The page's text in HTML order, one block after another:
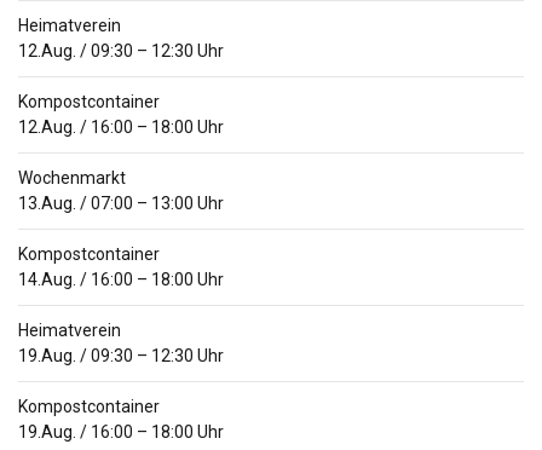
Heimatverein
12.Aug. /09:30 – 12:30 Uhr
Kompostcontainer
12.Aug. / 16:00 – 18:00 Uhr
Wochenmarkt
13.Aug. /07:00 – 13:00 Uhr
Kompostcontainer
14.Aug. / 16:00 – 18:00 Uhr
Heimatverein
19.Aug. /09:30 – 12:30 Uhr
Kompostcontainer
19.Aug. / 16:00 – 18:00 Uhr